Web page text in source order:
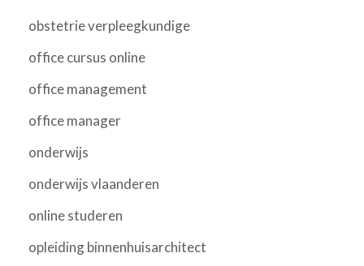
obstetrie verpleegkundige
office cursus online
office management
office manager
onderwijs
onderwijs vlaanderen
online studeren
opleiding binnenhuisarchitect